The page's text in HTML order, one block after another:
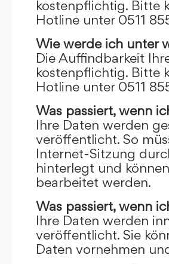
kostenpflichtig. Bitte
Hotline unter 0511
Wie werde ich unter
Die Auffindbarkeit
kostenpflichtig. Bitte
Hotline unter 0511
Was passiert, wenn
Ihre Daten werden
veröffentlicht. So
Internet-Sitzung
hinterlegt und
bearbeitet werden.
Was passiert, wenn
Ihre Daten werden
veröffentlicht. Sie
Daten vornehmen